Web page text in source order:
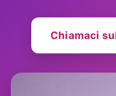
Chiamaci